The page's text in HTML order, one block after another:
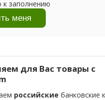
к заполнению
для Вас товары с
российские банковские